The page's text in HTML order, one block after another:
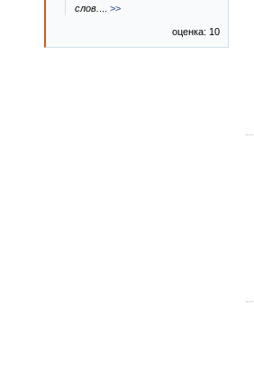
слов.
>>
оценка: 10